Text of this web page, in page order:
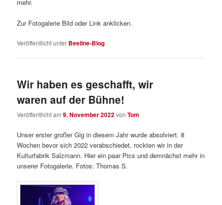
mehr.
Zur Fotogalerie Bild oder Link anklicken.
Veröffentlicht unter Beeline-Blog
Wir haben es geschafft, wir
waren auf der Bühne!
Veröffentlicht am9. November 2022vonTom
Unser erster großer Gig in diesem Jahr wurde absolviert. 8
Wochen bevor sich 2022 verabschiedet, rockten wir in der
Kulturfabrik Salzmann. Hier ein paar Pics und demnächst mehr in
unserer Fotogalerie. Fotos: Thomas S.